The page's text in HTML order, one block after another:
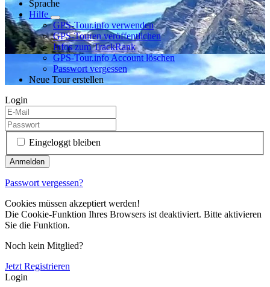
Sprache
Hilfe
GPS-Tour.info verwenden
GPS-Touren veröffentlichen
Infos zum TrackRank
GPS-Tour.info Account löschen
Passwort vergessen
Neue Tour erstellen
Login
Eingeloggt bleiben
Passwort vergessen?
Cookies müssen akzeptiert werden!
Die Cookie-Funktion Ihres Browsers ist deaktiviert. Bitte aktivieren
Sie die Funktion.
Noch kein Mitglied?
Jetzt Registrieren
Login